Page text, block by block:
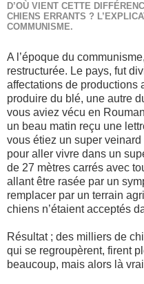
D’OÙ VIENT CETTE
CHIENS ERRANTS ?
COMMUNISME.
A l’époque du
restructurée. Le pays, fut
affectations de productions
produire du blé, une autre
vous aviez vécu en
un beau matin reçu une
vous étiez un super
pour aller vivre dans un
de 27 mètres carrés avec
allant être rasée par un
remplacer par un terrain
chiens n’étaient acceptés
Résultat ; des milliers de
qui se regroupèrent, firent
beaucoup, mais alors là